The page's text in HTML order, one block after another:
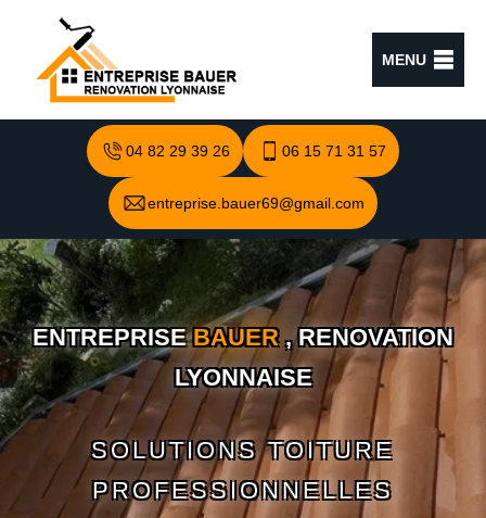
MENU
04 82 29 39 26 06 15 71 31 57
entreprise.bauer69@gmail.com
ENTREPRISEBAUER, RENOVATION
LYONNAISE
SOLUTIONS TOITURE
PROFESSIONNELLES